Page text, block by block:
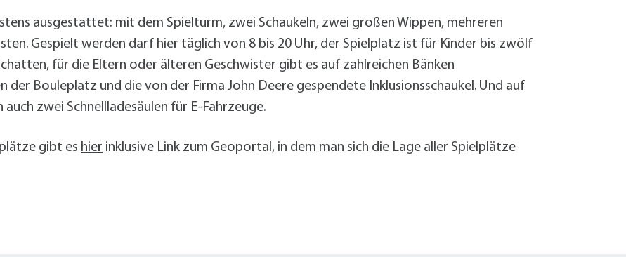
ausgestattet: mit dem Spielturm, zwei Schaukeln, zwei großen Wippen, mehreren
Gespielt werden darf hier täglich von 8 bis 20 Uhr, der Spielplatz ist für Kinder bis zwölf
für die Eltern oder älteren Geschwister gibt es auf zahlreichen Bänken
der Bouleplatz und die von der Firma John Deere gespendete Inklusionsschaukel. Und auf
zwei Schnellladesäulen für E-Fahrzeuge.
gibt es hier inklusive Link zum Geoportal, in dem man sich die Lage aller Spielplätze